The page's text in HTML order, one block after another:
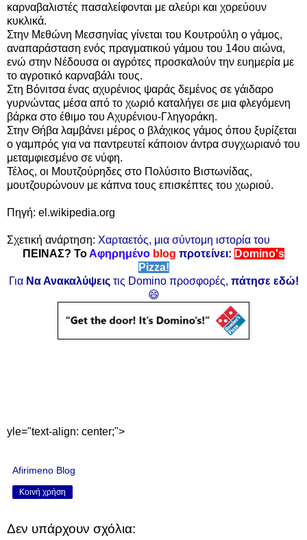
καρναβαλιστές πασαλείφονται με αλεύρι και χορεύουν
κυκλικά.
Στην Μεθώνη Μεσσηνίας γίνεται του Κουτρούλη ο γάμος,
αναπαράσταση ενός πραγματικού γάμου του 14ου αιώνα,
ενώ στην Νέδουσα οι αγρότες προσκαλούν την ευημερία με
το αγροτικό καρναβάλι τους.
Στη Βόνιτσα ένας αχυρένιος ψαράς δεμένος σε γάιδαρο
γυρνώντας μέσα από το χωριό καταλήγει σε μια φλεγόμενη
βάρκα στο έθιμο του Αχυρένιου-Γληγοράκη.
Στην Θήβα λαμβάνει μέρος ο βλάχικος γάμος όπου ξυρίζεται
ο γαμπρός για να παντρευτεί κάποιον άντρα συγχωριανό του
μεταμφιεσμένο σε νύφη.
Τέλος, οι Μουτζούρηδες στο Πολύσιτο Βιστωνίδας,
μουτζουρώνουν με κάπνα τους επισκέπτες του χωριού.
Πηγή: el.wikipedia.org
Σχετική ανάρτηση: Χαρταετός, μια σύντομη ιστορία του
ΠΕΙΝΑΣ? ΤοΑφηρημένο blog προτείνει: Domino's
Pizza!
Για Να Ανακαλύψειςτις Domino προσφορές, πάτησε εδώ!
😄
yle="text-align: center;">
Afirimeno Blog
Κοινή χρήση
Δεν υπάρχουν σχόλια: